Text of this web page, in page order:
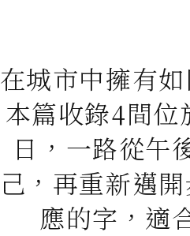
在城市中擁有
本篇收錄4間
日，一路從午
己，再重新邁
應的字，適